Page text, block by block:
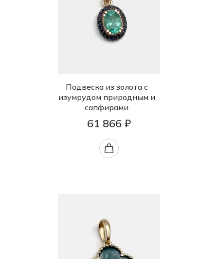
Подвеска из золота с
изумрудом природным и
сапфирами
61 866 ₽